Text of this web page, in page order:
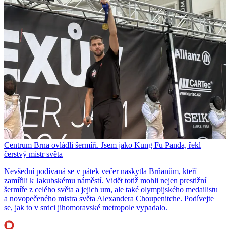
Centrum Brna ovládli šermíři. Jsem jako Kung Fu Panda, řekl
čerstvý mistr světa
Nevšední podívaná se v pátek večer naskytla Brňanům, kteří
zamířili k Jakubskému náměstí. Vidět totiž mohli nejen prestižní
šermíře z celého světa a jejich um, ale také olympijského medailistu
a novopečeného mistra světa Alexandera Choupenitche. Podívejte
se, jak to v srdci jihomoravské metropole vypadalo.